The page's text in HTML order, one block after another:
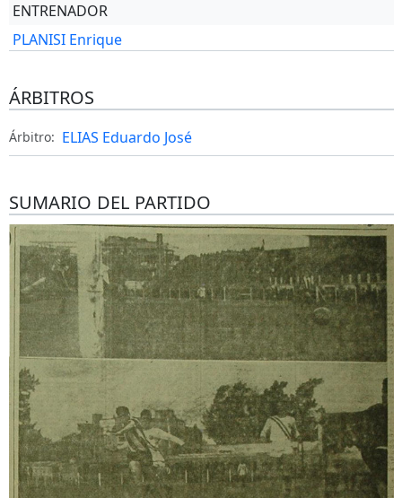
ENTRENADOR
PLANISI Enrique
ÁRBITROS
Árbitro: ELIAS Eduardo José
SUMARIO DEL PARTIDO